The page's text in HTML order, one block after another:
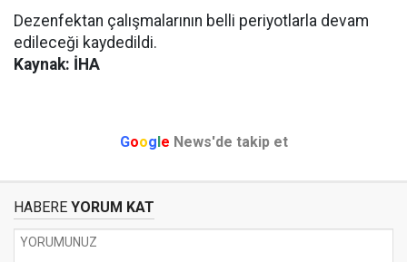
Dezenfektan çalışmalarının belli periyotlarla devam
edileceği kaydedildi.
Kaynak: İHA
Google News'de takip et
HABERE YORUM KAT